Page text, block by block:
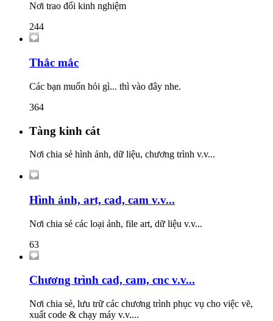
Nơi trao đổi kinh nghiệm
244
Thắc mắc
Các bạn muốn hỏi gì... thì vào đây nhe.
364
Tàng kinh cát
Nơi chia sẻ hình ảnh, dữ liệu, chương trình v.v...
Hình ảnh, art, cad, cam v.v...
Nơi chia sẻ các loại ảnh, file art, dữ liệu v.v...
63
Chương trình cad, cam, cnc v.v...
Nơi chia sẻ, lưu trữ các chương trình phục vụ cho việc vẽ,
xuất code & chạy máy v.v....